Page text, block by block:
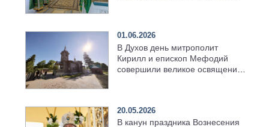
01.06.2026
В Духов день митрополит
Кирилл и епископ Мефодий
совершили великое освящение
20.05.2026
В канун праздника Вознесения